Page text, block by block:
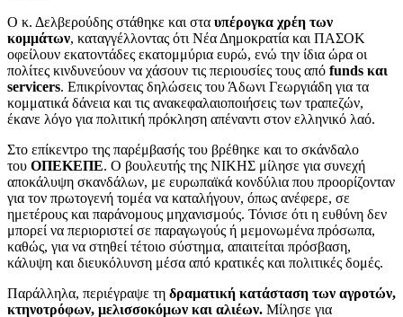
Ο κ. Δελβερούδης στάθηκε και στα υπέρογκα χρέη των
κομμάτων, καταγγέλλοντας ότι Νέα Δημοκρατία και ΠΑΣΟΚ
οφείλουν εκατοντάδες εκατομμύρια ευρώ, ενώ την ίδια ώρα οι
πολίτες κινδυνεύουν να χάσουν τις περιουσίες τους από funds και
servicers. Επικρίνοντας δηλώσεις του Άδωνι Γεωργιάδη για τα
κομματικά δάνεια και τις ανακεφαλαιοποιήσεις των τραπεζών,
έκανε λόγο για πολιτική πρόκληση απέναντι στον ελληνικό λαό.
Στο επίκεντρο της παρέμβασής του βρέθηκε και το σκάνδαλο
του ΟΠΕΚΕΠΕ. Ο βουλευτής της ΝΙΚΗΣ μίλησε για συνεχή
αποκάλυψη σκανδάλων, με ευρωπαϊκά κονδύλια που προορίζονταν
για τον πρωτογενή τομέα να καταλήγουν, όπως ανέφερε, σε
ημετέρους και παράνομους μηχανισμούς. Τόνισε ότι η ευθύνη δεν
μπορεί να περιοριστεί σε παραγωγούς ή μεμονωμένα πρόσωπα,
καθώς, για να στηθεί τέτοιο σύστημα, απαιτείται πρόσβαση,
κάλυψη και διευκόλυνση μέσα από κρατικές και πολιτικές δομές.
Παράλληλα, περιέγραψε τη δραματική κατάσταση των αγροτών,
κτηνοτρόφων, μελισσοκόμων και αλιέων. Μίλησε για